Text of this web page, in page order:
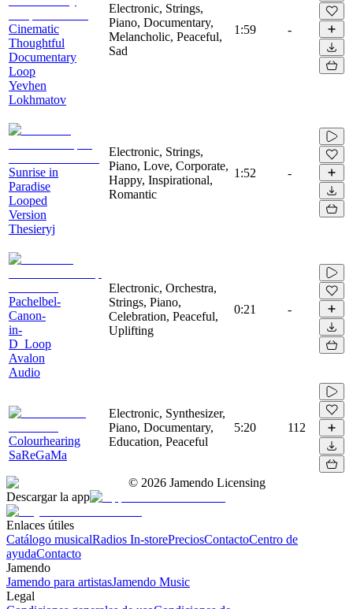
Cinematic
Thoughtful
Documentary
Loop
Yevhen
Lokhmatov
Electronic, Strings,
Piano, Documentary,
Melancholic, Peaceful,
Sad
1:59 -
Sunrise in
Paradise
Looped
Version
Thesieryj
Electronic, Strings,
Piano, Love, Corporate,
Happy, Inspirational,
Romantic
1:52 -
Pachelbel-
Canon-
in-
D_Loop
Avalon
Audio
Electronic, Orchestra,
Strings, Piano,
Celebration, Peaceful,
Uplifting
0:21 -
Colourhearing
SaReGaMa
Electronic, Synthesizer,
Piano, Documentary,
Education, Peaceful
5:20 112
© 2026 Jamendo Licensing
Descargar la app
Enlaces útiles
Catálogo musicalRadios In-storePreciosContactoCentro de
ayudaContacto
Jamendo
Jamendo para artistasJamendo Music
Legal